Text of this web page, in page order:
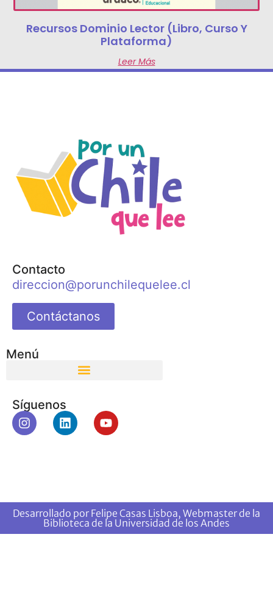
Recursos Dominio Lector (libro, Curso Y
Plataforma)
Leer Más
Contacto
direccion@porunchilequelee.cl
Contáctanos
Menú
Síguenos
Desarrollado por Felipe Casas Lisboa, Webmaster de la
Biblioteca de la Universidad de los Andes